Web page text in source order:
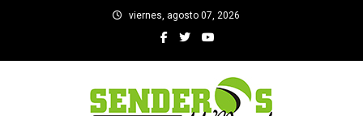
viernes, agosto 07, 2026